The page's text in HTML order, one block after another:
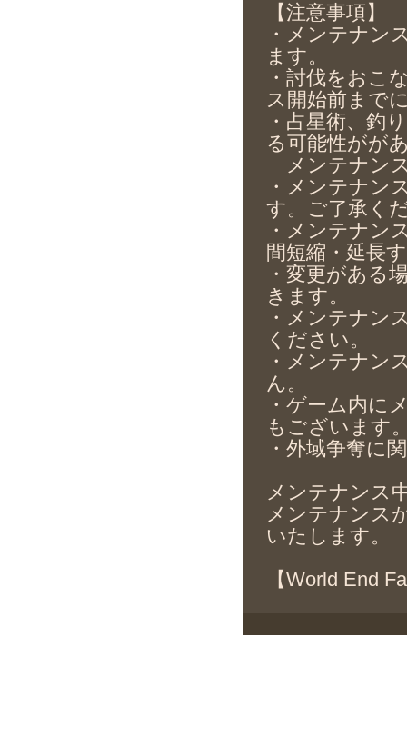
【注意事項】
・メンテナン
ます。
・討伐をおこ
ス開始前まで
・占星術、釣
る可能性がが
メンテナン
・メンテナン
す。ご了承く
・メンテナン
間短縮・延長
・変更がある
きます。
・メンテナン
ください。
・メンテナン
ん。
・ゲーム内に
もございます
・外域争奪に
メンテナンス
メンテナンス
いたします。
【World End